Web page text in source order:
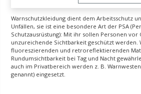
Warnschutzkleidung dient dem Arbeitsschutz
Unfällen, sie ist eine besondere Art der PSA
Schutzausrüstung): Mit ihr sollen Personen vor
unzureichende Sichtbarkeit geschützt werden.
fluoreszierenden und retroreflektierenden
Rundumsichtbarkeit bei Tag und Nacht
auch im Privatbereich werden z. B.
genannt) eingesetzt.